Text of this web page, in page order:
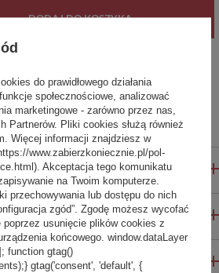
DODAJ DO KOSZYKA
w sklepie stacjonarnym
do prawidłowego działania
społecznościowe, analizować
marketingowe - zarówno przez nas,
Partnerów. Pliki cookies służą również
Więcej informacji znajdziesz w
www.zabierzkoniecznie.pl/pol-
Akceptacja tego komunikatu
na Twoim komputerze.
przechowywania lub dostępu do nich
zgód”. Zgodę możesz wycofać
poprzez usunięcie plików cookies z
końcowego. window.dataLayer
function gtag()
gtag('consent', 'default', {